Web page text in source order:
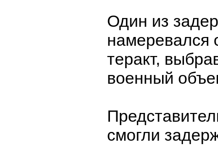
Один из
намеревался
теракт,
военный
смогли